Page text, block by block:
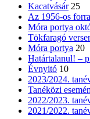
Kacatvásár 25
Az 1956-os
Móra portya
Tökfaragó
Móra portya 20
Határtalanul! –
Évnyitó 10
2023/2024.
Tanéközi
2022/2023.
2021/2022.